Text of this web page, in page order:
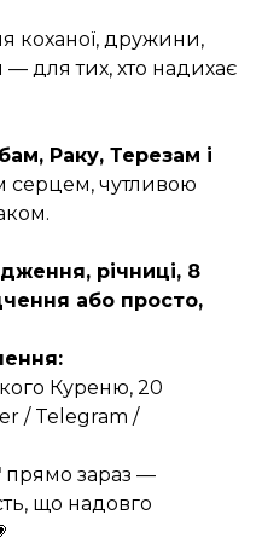
коханої, дружини,
для тих, хто надихає
Раку, Терезам і
серцем, чутливою
річниці, 8
або просто,
Куреню, 20
/ Telegram /
прямо зараз —
що надовго